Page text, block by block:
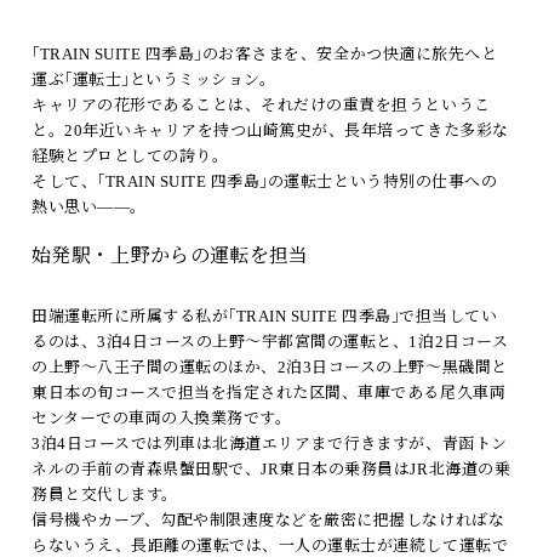
｢TRAIN SUITE 四季島｣のお客さまを、安全かつ快適に旅先へと
運ぶ｢運転士｣というミッション。
キャリアの花形であることは、それだけの重責を担うというこ
と。20年近いキャリアを持つ山崎篤史が、長年培ってきた多彩な
経験とプロとしての誇り。
そして、｢TRAIN SUITE 四季島｣の運転士という特別の仕事への
熱い思い――。
始発駅・上野からの運転を担当
田端運転所に所属する私が｢TRAIN SUITE 四季島｣で担当してい
るのは、3泊4日コースの上野～宇都宮間の運転と、1泊2日コース
の上野～八王子間の運転のほか、2泊3日コースの上野～黒磯間と
東日本の旬コースで担当を指定された区間、車庫である尾久車両
センターでの車両の入換業務です。
3泊4日コースでは列車は北海道エリアまで行きますが、青函トン
ネルの手前の青森県蟹田駅で、JR東日本の乗務員はJR北海道の乗
務員と交代します。
信号機やカーブ、勾配や制限速度などを厳密に把握しなければな
らないうえ、長距離の運転では、一人の運転士が連続して運転で